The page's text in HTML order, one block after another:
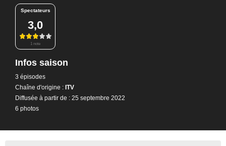
Spectateurs
3,0
1 note
Infos saison
3 épisodes
Chaîne d'origine : ITV
Diffusée à partir de : 25 septembre 2022
6 photos